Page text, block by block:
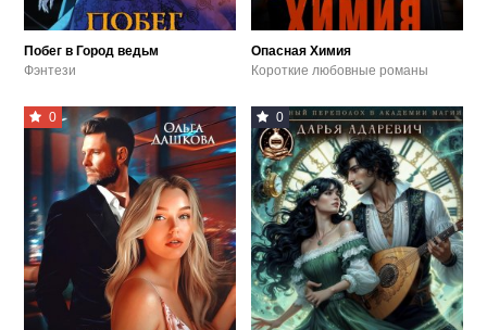
Побег в Город ведьм
Фэнтези
Опасная Химия
Короткие любовные романы
0 0